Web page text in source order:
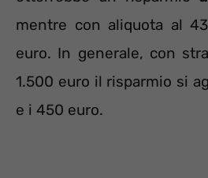
mentre con aliquota al
euro. In generale, con
1.500 euro il risparmio si
e i 450 euro.